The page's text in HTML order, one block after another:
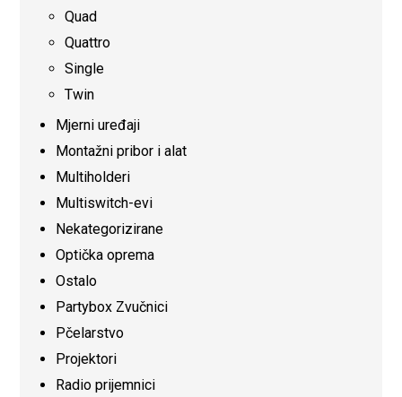
Quad
Quattro
Single
Twin
Mjerni uređaji
Montažni pribor i alat
Multiholderi
Multiswitch-evi
Nekategorizirane
Optička oprema
Ostalo
Partybox Zvučnici
Pčelarstvo
Projektori
Radio prijemnici